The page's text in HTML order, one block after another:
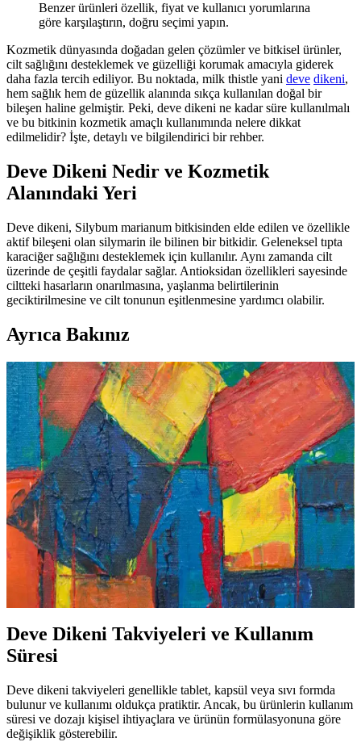
Benzer ürünleri özellik, fiyat ve kullanıcı yorumlarına
göre karşılaştırın, doğru seçimi yapın.
Kozmetik dünyasında doğadan gelen çözümler ve bitkisel ürünler,
cilt sağlığını desteklemek ve güzelliği korumak amacıyla giderek
daha fazla tercih ediliyor. Bu noktada, milk thistle yani deve dikeni,
hem sağlık hem de güzellik alanında sıkça kullanılan doğal bir
bileşen haline gelmiştir. Peki, deve dikeni ne kadar süre kullanılmalı
ve bu bitkinin kozmetik amaçlı kullanımında nelere dikkat
edilmelidir? İşte, detaylı ve bilgilendirici bir rehber.
Deve Dikeni Nedir ve Kozmetik
Alanındaki Yeri
Deve dikeni, Silybum marianum bitkisinden elde edilen ve özellikle
aktif bileşeni olan silymarin ile bilinen bir bitkidir. Geleneksel tıpta
karaciğer sağlığını desteklemek için kullanılır. Aynı zamanda cilt
üzerinde de çeşitli faydalar sağlar. Antioksidan özellikleri sayesinde
ciltteki hasarların onarılmasına, yaşlanma belirtilerinin
geciktirilmesine ve cilt tonunun eşitlenmesine yardımcı olabilir.
Ayrıca Bakınız
Deve Dikeni İçeren Solgar Ürünleri ile Doğal
Güzellik ve Sağlık Destekleri
Solgar Deve Dikeni ürünleri, doğal içerikleriyle cilt, saç ve karaciğer
sağlığını destekler, antioksidan etkisiyle yaşlanma belirtilerini
geciktirir ve toksin atımına yardımcı olur.
Deve Dikeni Kullanım Süresi ve Kozmetik Etkileri
Hakkında Detaylı Rehber
Deve dikeni, cilt sağlığı ve güzellik için kullanılan doğal bir bitkidir.
Kullanım süresi 6-12 hafta arasında önerilir, dikkat edilmesi
gerekenler ve kozmetik uygulama yöntemleriyle ilgili detaylar
burada.
Deve Dikeni Takviyeleri ve Kullanım
Süresi
Deve dikeni takviyeleri genellikle tablet, kapsül veya sıvı formda
bulunur ve kullanımı oldukça pratiktir. Ancak, bu ürünlerin kullanım
süresi ve dozajı kişisel ihtiyaçlara ve ürünün formülasyonuna göre
değişiklik gösterebilir.